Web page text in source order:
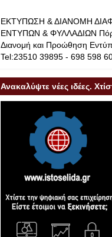
ΕΚΤΥΠΩΣΗ & ΔΙΑΝΟΜΗ
ΕΝΤΥΠΩΝ & ΦΥΛΛΑΔΙΩΝ
Διανομή και Προώθηση
Tel:23510 39895 - 698 598
Ανακαλύψτε νέες ιδέες.
σας επιχείρηση